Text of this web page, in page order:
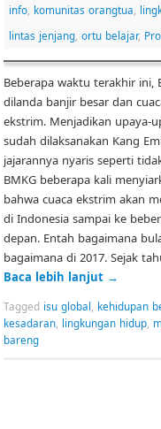
info, komunitas orangtua,
lintas jenjang, ortu belajar,
Beberapa waktu terakhir ini,
dilanda banjir besar dan
ekstrim. Menjadikan upaya-
sudah dilaksanakan Kang
jajarannya nyaris seperti
BMKG beberapa kali
bahwa cuaca ekstrim akan
di Indonesia sampai ke
depan. Entah bagaimana
bagaimana di 2017. Sejak
Baca lebih lanjut →
Tagged isu global, kehidupan
kesadaran, lingkungan hidup,
bareng